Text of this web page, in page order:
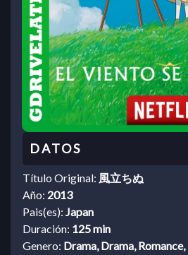
Título Original: 風立ちぬ
Año: 2013
Pais(es): Japan
Duración: 125 min
Genero: Drama, Drama,